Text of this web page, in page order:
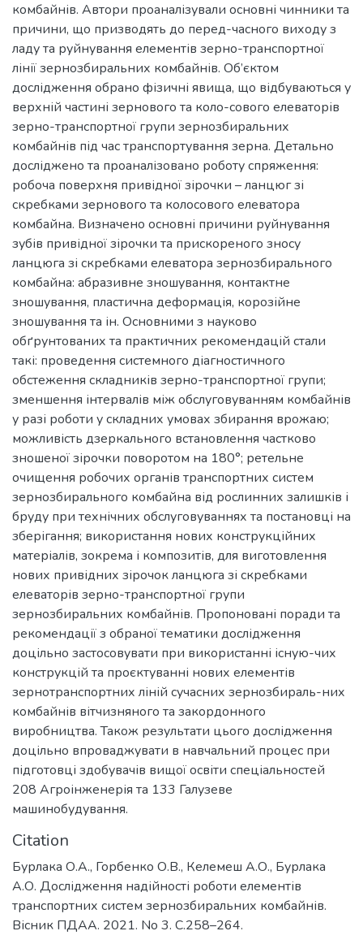
комбайнів. Автори проаналізували основні чинники та
причини, що призводять до перед-часного виходу з
ладу та руйнування елементів зерно-транспортної
лінії зернозбиральних комбайнів. Об’єктом
дослідження обрано фізичні явища, що відбуваються у
верхній частині зернового та коло-сового елеваторів
зерно-транспортної групи зернозбиральних
комбайнів під час транспортування зерна. Детально
досліджено та проаналізовано роботу спряження:
робоча поверхня привідної зірочки – ланцюг зі
скребками зернового та колосового елеватора
комбайна. Визначено основні причини руйнування
зубів привідної зірочки та прискореного зносу
ланцюга зі скребками елеватора зернозбирального
комбайна: абразивне зношування, контактне
зношування, пластична деформація, корозійне
зношування та ін. Основними з науково
обґрунтованих та практичних рекомендацій стали
такі: проведення системного діагностичного
обстеження складників зерно-транспортної групи;
зменшення інтервалів між обслуговуванням комбайнів
у разі роботи у складних умовах збирання врожаю;
можливість дзеркального встановлення частково
зношеної зірочки поворотом на 180°; ретельне
очищення робочих органів транспортних систем
зернозбирального комбайна від рослинних залишків і
бруду при технічних обслуговуваннях та постановці на
зберігання; використання нових конструкційних
матеріалів, зокрема і композитів, для виготовлення
нових привідних зірочок ланцюга зі скребками
елеваторів зерно-транспортної групи
зернозбиральних комбайнів. Пропоновані поради та
рекомендації з обраної тематики дослідження
доцільно застосовувати при використанні існую-чих
конструкцій та проєктуванні нових елементів
зернотранспортних ліній сучасних зернозбираль-них
комбайнів вітчизняного та закордонного
виробництва. Також результати цього дослідження
доцільно впроваджувати в навчальний процес при
підготовці здобувачів вищої освіти спеціальностей
208 Агроінженерія та 133 Галузеве
машинобудування.
Citation
Бурлака О.А., Горбенко О.В., Келемеш А.О., Бурлака
А.О. Дослідження надійності роботи елементів
транспортних систем зернозбиральних комбайнів.
Вісник ПДАА. 2021. No 3. С.258–264.